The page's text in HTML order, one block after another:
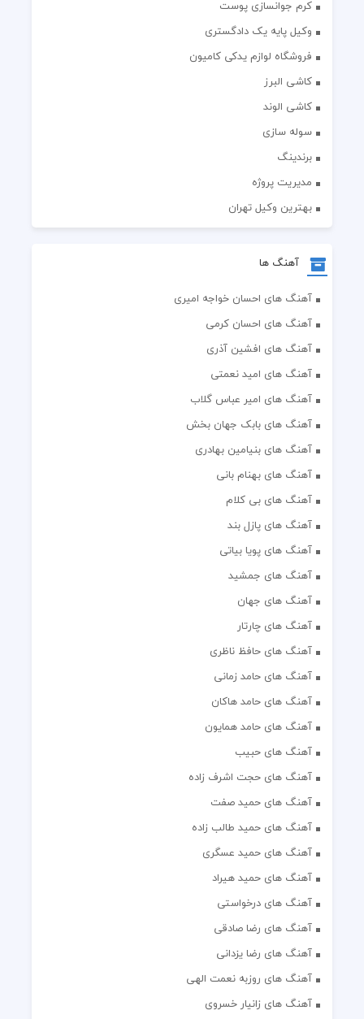
کرم جوانسازی پوست
وکیل پایه یک دادگستری
فروشگاه لوازم یدکی کامیون
کاشی البرز
کاشی الوند
سوله سازی
برندینگ
مدیریت پروژه
بهترین وکیل تهران
آهنگ ها
آهنگ های احسان خواجه امیری
آهنگ های احسان کرمی
آهنگ های افشین آذری
آهنگ های امید نعمتی
آهنگ های امیر عباس گلاب
آهنگ های بابک جهان بخش
آهنگ های بنیامین بهادری
آهنگ های بهنام بانی
آهنگ های بی کلام
آهنگ های پازل بند
آهنگ های پویا بیاتی
آهنگ های جمشید
آهنگ های جهان
آهنگ های چارتار
آهنگ های حافظ ناظری
آهنگ های حامد زمانی
آهنگ های حامد هاکان
آهنگ های حامد همایون
آهنگ های حبیب
آهنگ های حجت اشرف زاده
آهنگ های حمید صفت
آهنگ های حمید طالب زاده
آهنگ های حمید عسگری
آهنگ های حمید هیراد
آهنگ های درخواستی
آهنگ های رضا صادقی
آهنگ های رضا یزدانی
آهنگ های روزبه نعمت الهی
آهنگ های زانیار خسروی